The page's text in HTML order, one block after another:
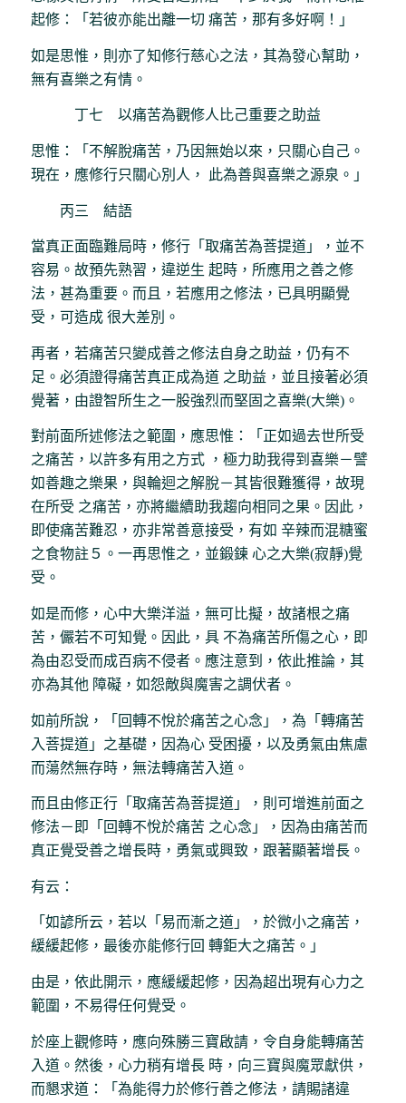
起修：「若彼亦能出離一切 痛苦，那有多好啊！」
如是思惟，則亦了知修行慈心之法，其為發心幫助，
無有喜樂之有情。
丁七 以痛苦為觀修人比己重要之助益
思惟：「不解脫痛苦，乃因無始以來，只關心自己。
現在，應修行只關心別人， 此為善與喜樂之源泉。」
丙三 結語
當真正面臨難局時，修行「取痛苦為菩提道」，並不
容易。故預先熟習，違逆生 起時，所應用之善之修
法，甚為重要。而且，若應用之修法，已具明顯覺
受，可造成 很大差別。
再者，若痛苦只變成善之修法自身之助益，仍有不
足。必須證得痛苦真正成為道 之助益，並且接著必須
覺著，由證智所生之一股強烈而堅固之喜樂(大樂)。
對前面所述修法之範圍，應思惟：「正如過去世所受
之痛苦，以許多有用之方式 ，極力助我得到喜樂－譬
如善趣之樂果，與輪迴之解脫－其皆很難獲得，故現
在所受 之痛苦，亦將繼續助我趨向相同之果。因此，
即使痛苦難忍，亦非常善意接受，有如 辛辣而混糖蜜
之食物註５。一再思惟之，並鍛鍊 心之大樂(寂靜)覺
受。
如是而修，心中大樂洋溢，無可比擬，故諸根之痛
苦，儼若不可知覺。因此，具 不為痛苦所傷之心，即
為由忍受而成百病不侵者。應注意到，依此推論，其
亦為其他 障礙，如怨敵與魔害之調伏者。
如前所說，「回轉不悅於痛苦之心念」，為「轉痛苦
入菩提道」之基礎，因為心 受困擾，以及勇氣由焦慮
而蕩然無存時，無法轉痛苦入道。
而且由修正行「取痛苦為菩提道」，則可增進前面之
修法－即「回轉不悅於痛苦 之心念」，因為由痛苦而
真正覺受善之增長時，勇氣或興致，跟著顯著增長。
有云：
「如諺所云，若以「易而漸之道」，於微小之痛苦，
緩緩起修，最後亦能修行回 轉鉅大之痛苦。」
由是，依此開示，應緩緩起修，因為超出現有心力之
範圍，不易得任何覺受。
於座上觀修時，應向殊勝三寶啟請，令自身能轉痛苦
入道。然後，心力稍有增長 時，向三寶與魔眾獻供，
而懇求道：「為能得力於修行善之修法，請賜諸違